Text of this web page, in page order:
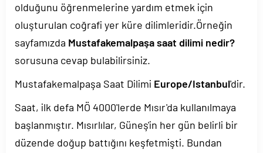
olduğunu öğrenmelerine yardım etmek için
oluşturulan coğrafi yer küre dilimleridir.Örneğin
sayfamızda Mustafakemalpaşa saat dilimi nedir?
sorusuna cevap bulabilirsiniz.
Mustafakemalpaşa Saat Dilimi Europe/Istanbul'dir.
Saat, ilk defa MÖ 4000'lerde Mısır'da kullanılmaya
başlanmıştır. Mısırlılar, Güneş'in her gün belirli bir
düzende doğup battığını keşfetmişti. Bundan